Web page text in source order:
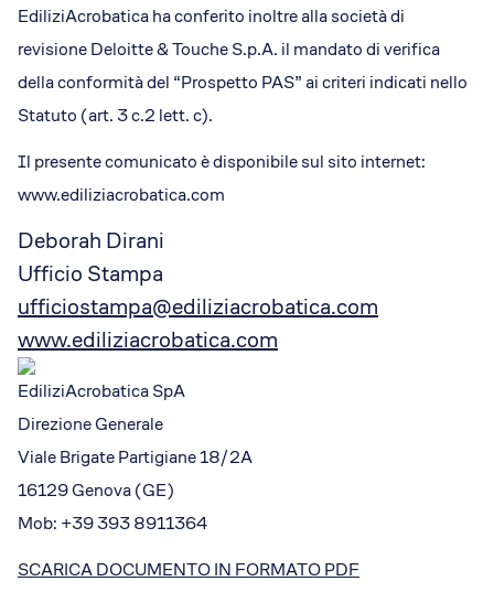
EdiliziAcrobatica ha conferito inoltre alla società di
revisione Deloitte & Touche S.p.A. il mandato di verifica
della conformità del “Prospetto PAS” ai criteri indicati nello
Statuto (art. 3 c.2 lett. c).
Il presente comunicato è disponibile sul sito internet:
www.ediliziacrobatica.com
Deborah Dirani
Ufficio Stampa
ufficiostampa@ediliziacrobatica.com
www.ediliziacrobatica.com
EdiliziAcrobatica SpA
Direzione Generale
Viale Brigate Partigiane 18/2A
16129 Genova (GE)
Mob: +39 393 8911364
SCARICA DOCUMENTO IN FORMATO PDF